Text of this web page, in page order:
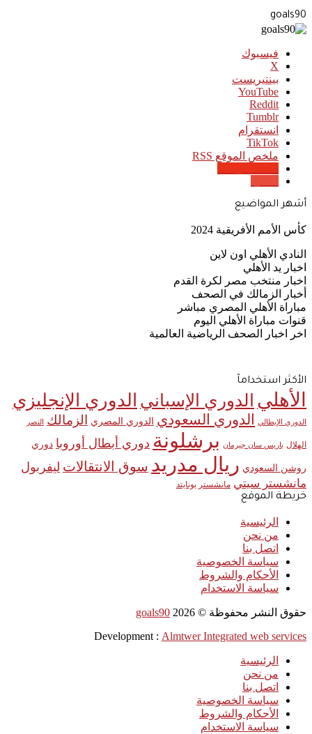
goals90
فيسبوك
‫X
بينتيريست
‫YouTube
انستقرام
‫TikTok
ملخص الموقع RSS
أشهر المواضيع
كأس الأمم الأفريقية 2024
النادي الأهلي اون لاين
اخبار يد الأهلي
اخبار منتخب مصر لكرة القدم
أخبار الزمالك في الصحف
مباراة الأهلي المصري مباشر
قنوات مباراة الأهلي اليوم
اخر اخبار الصحف الرياضية العالمية
الأكثر استخدامآ
الأهلي الدوري الإسباني الدوري الإنجليزي
الدوري الإيطالي الدوري السعودي الدوري المصري الزمالك النصر
الهلال باريس سان جيرمان برشلونة دوري أبطال أوروبا دوري
روشن السعودي ريال مدريد سوق الانتقالات ليفربول
مانشستر سيتي مانشستر يونايتد
خريطة الموقع
الرئيسية
من نحن
اتصل بنا
سياسة الخصوصية
الأحكام والشروط
سياسة الاستخدام
حقوق النشر محفوظة © goals90 2026
Development : Almtwer Integrated web services
الرئيسية
من نحن
اتصل بنا
سياسة الخصوصية
الأحكام والشروط
سياسة الاستخدام